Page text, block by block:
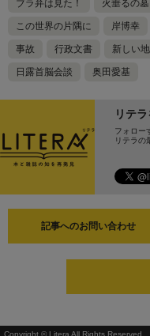
ブラ弁は見た！ 火垂るの墓
この世界の片隅に 岸博幸
事故 行政文書 新しい
日露首脳会談 奥田愛基
リテ
フォロー
リテラの
記事へのお問い合わせ
Copyright © Litera All Rights Reserved.